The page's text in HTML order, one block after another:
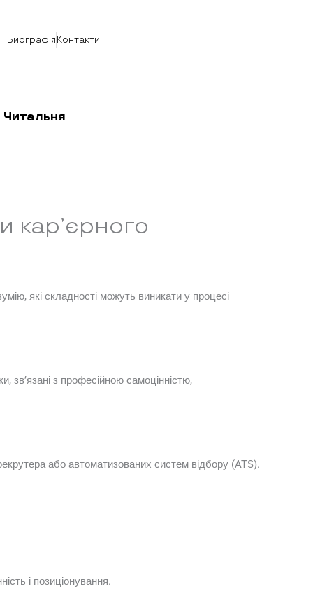
Биографія Контакти
Читальня
кар’єрного
які складності можуть виникати у процесі
зв’язані з професійною самоцінністю,
або автоматизованих систем відбору (ATS).
і позиціонування.